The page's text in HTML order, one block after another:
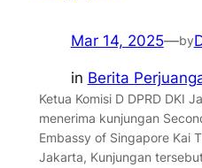
Mar 14, 2025—by
in Berita
Ketua Komisi D DPRD DKI
menerima kunjungan
Embassy of Singapore Kai
Jakarta, Kunjungan